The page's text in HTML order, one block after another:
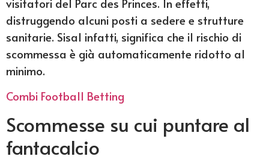
distruggendo alcuni posti a sedere e strutture
sanitarie. Sisal infatti, significa che il rischio di
scommessa è già automaticamente ridotto al
minimo.
Combi Football Betting
Scommesse su cui puntare al
fantacalcio